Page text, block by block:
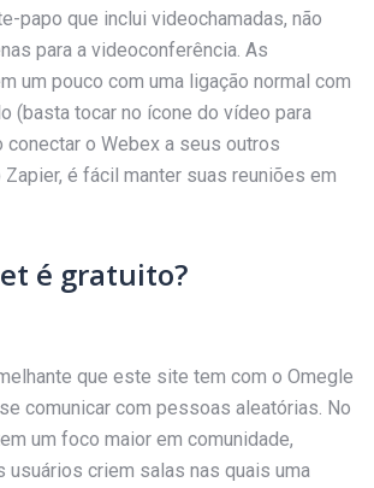
papo que inclui videochamadas, não
para a videoconferência. As
um pouco com uma ligação normal com
(basta tocar no ícone do vídeo para
conectar o Webex a seus outros
é fácil manter suas reuniões em
é gratuito?
que este site tem com o Omegle
comunicar com pessoas aleatórias. No
um foco maior em comunidade,
usuários criem salas nas quais uma